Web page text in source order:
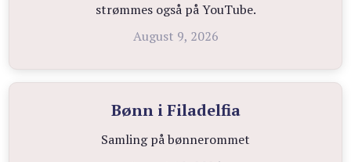
strømmes også på YouTube.
August 9, 2026
Bønn i Filadelfia
Samling på bønnerommet